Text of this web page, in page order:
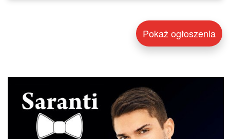
Pokaż ogłoszenia